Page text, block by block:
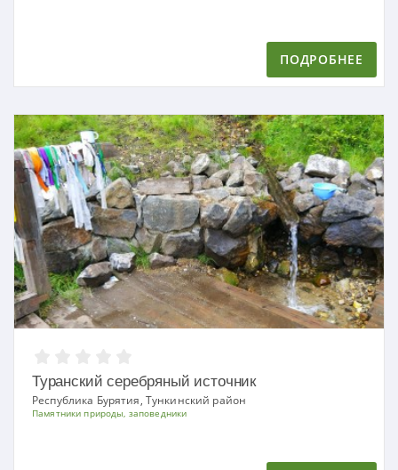
ПОДРОБНЕЕ
Туранский серебряный источник
Республика Бурятия, Тункинский район
Памятники природы, заповедники